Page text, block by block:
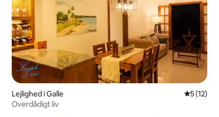
Lejlighed i Galle 5 ud af 5
5 (12)
Overdådigt liv